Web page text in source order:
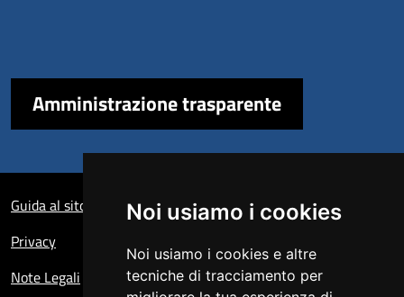
Noi usiamo i cookies
Noi usiamo i cookies e altre
tecniche di tracciamento per
Amministrazione trasparente
Guida al sito
Privacy
Note Legali